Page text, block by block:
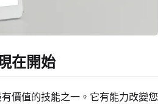
在開始
價值的技能之一。它有能力改變您